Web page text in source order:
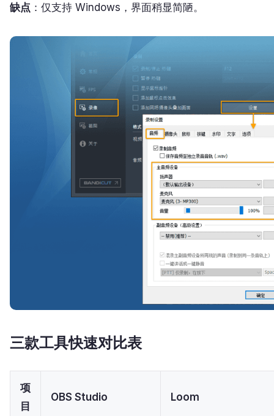
缺点 ：仅支持 Windows，界面稍显简陋。
三款工具快速对比表
项
目
OBS Studio Loom